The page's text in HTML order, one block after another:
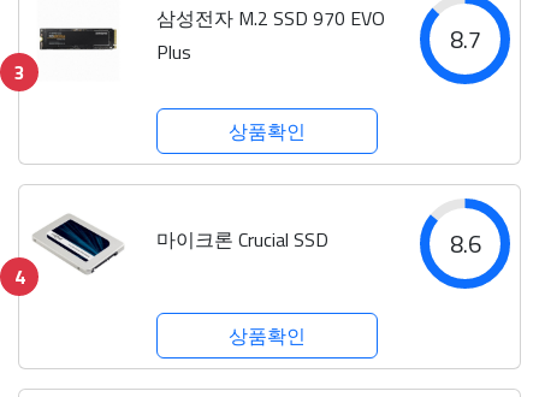
3
삼성전자 M.2 SSD 970 EVO
Plus
8.7
상품확인
4
마이크론 Crucial SSD 8.6
상품확인